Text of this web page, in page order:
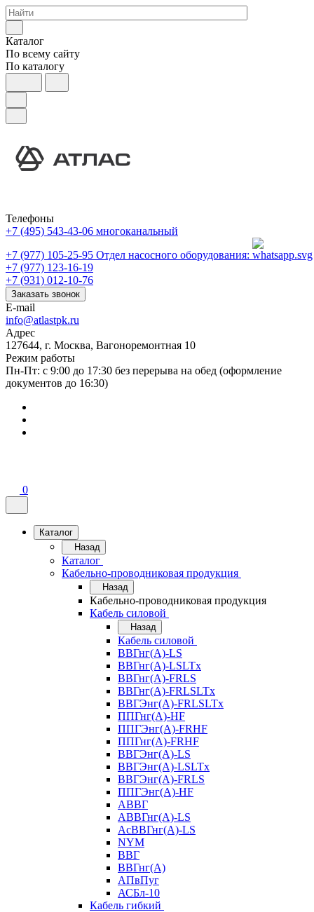
Каталог
По всему сайту
По каталогу
Телефоны
+7 (495) 543-43-06 многоканальный
+7 (977) 105-25-95 Отдел насосного оборудования:
+7 (977) 123-16-19
+7 (931) 012-10-76
Заказать звонок
E-mail
info@atlastpk.ru
Адрес
127644, г. Москва, Вагоноремонтная 10
Режим работы
Пн-Пт: с 9:00 до 17:30 без перерыва на обед (оформление
документов до 16:30)
0
Каталог
Назад
Каталог
Кабельно-проводниковая продукция
Назад
Кабельно-проводниковая продукция
Кабель силовой
Назад
Кабель силовой
ВВГнг(А)-LS
ВВГнг(А)-LSLTx
ВВГнг(А)-FRLS
ВВГнг(А)-FRLSLTx
ВВГЭнг(А)-FRLSLTx
ППГнг(А)-HF
ППГЭнг(А)-FRHF
ППГнг(А)-FRHF
ВВГЭнг(А)-LS
ВВГЭнг(А)-LSLTx
ВВГЭнг(А)-FRLS
ППГЭнг(А)-HF
АВВГ
АВВГнг(А)-LS
АсВВГнг(А)-LS
NYM
ВВГ
ВВГнг(А)
АПвПуг
АСБл-10
Кабель гибкий